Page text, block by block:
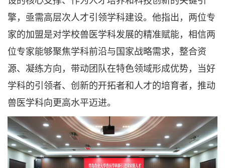
擎，亟需高层次人才引领学科建设。他指出，两位专
家的加盟是对学校兽医学科发展的精准赋能，相信两
位专家能够聚焦学科前沿与国家战略需求，整合资
源、凝练方向，带动团队在特色领域形成优势，当好
学科的引领者、创新的开拓者和人才的培育者，推动
兽医学科向更高水平迈进。